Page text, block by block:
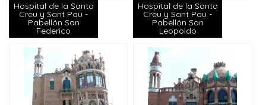
Hospital de la Santa
Creu y Sant Pau -
Pabellón San
Federico
Hospital de la Santa
Creu y Sant Pau -
Pabellón San
Leopoldo